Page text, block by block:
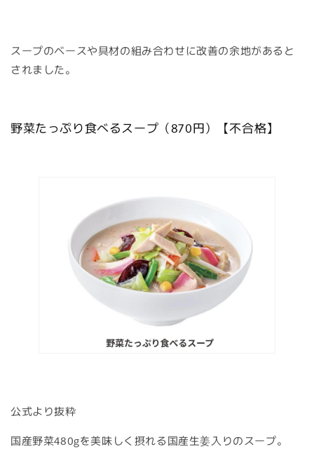
スープのベースや具材の組み合わせに改善の余地があると
されました。
野菜たっぷり食べるスープ（870円）【不合格】
公式より抜粋
国産野菜480gを美味しく摂れる国産生姜入りのスープ。